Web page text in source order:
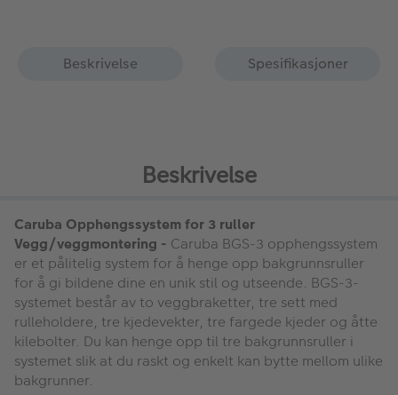
Beskrivelse Spesifikasjoner
Beskrivelse
Caruba Opphengssystem for 3 ruller
Vegg/veggmontering - Caruba BGS-3 opphengssystem
er et pålitelig system for å henge opp bakgrunnsruller
for å gi bildene dine en unik stil og utseende. BGS-3-
systemet består av to veggbraketter, tre sett med
rulleholdere, tre kjedevekter, tre fargede kjeder og åtte
kilebolter. Du kan henge opp til tre bakgrunnsruller i
systemet slik at du raskt og enkelt kan bytte mellom ulike
bakgrunner.